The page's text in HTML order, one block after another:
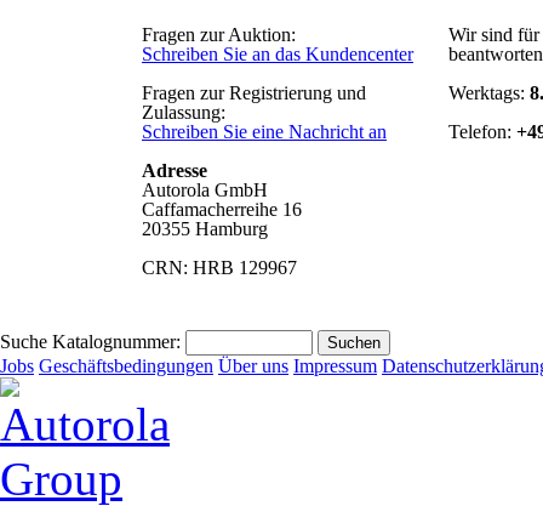
Fragen zur Auktion:
Schreiben Sie an das Kundencenter
Fragen zur Registrierung und
Zulassung:
Schreiben Sie eine Nachricht an
Adresse
Autorola GmbH
Caffamacherreihe 16
20355 Hamburg
CRN: HRB 129967
Wir sind für
Werktags:
Telefon:
Suche Katalognummer:
Jobs Geschäftsbedingungen Über uns Impressum